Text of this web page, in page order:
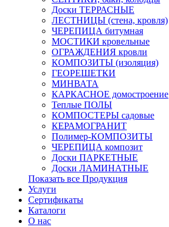
Доски ТЕРРАСНЫЕ
ЛЕСТНИЦЫ (стена, кровля)
ЧЕРЕПИЦА битумная
МОСТИКИ кровельные
ОГРАЖДЕНИЯ кровли
КОМПОЗИТЫ (изоляция)
ГЕОРЕШЕТКИ
МИНВАТА
КАРКАСНОЕ домостроение
Теплые ПОЛЫ
КОМПОСТЕРЫ садовые
КЕРАМОГРАНИТ
Полимер-КОМПОЗИТЫ
ЧЕРЕПИЦА композит
Доски ПАРКЕТНЫЕ
Доски ЛАМИНАТНЫЕ
Показать все Продукция
Услуги
Сертификаты
Каталоги
О нас